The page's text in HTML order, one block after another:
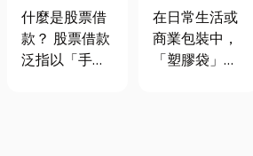
股票借款、股
票質借、當鋪
借款完整比較
什麼是股票借
款？ 股票借款
泛指以「手中
質、用途與耐
重度一次看懂
在日常生活或
商業包裝中，
「塑膠袋」與